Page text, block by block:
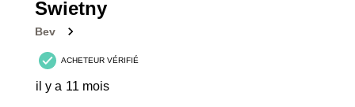
Swietny
Bev
ACHETEUR VÉRIFIÉ
il y a 11 mois